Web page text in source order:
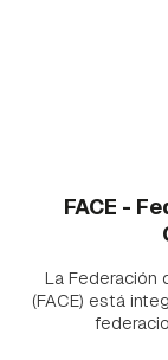
FACE -
La Federación
(FACE) está